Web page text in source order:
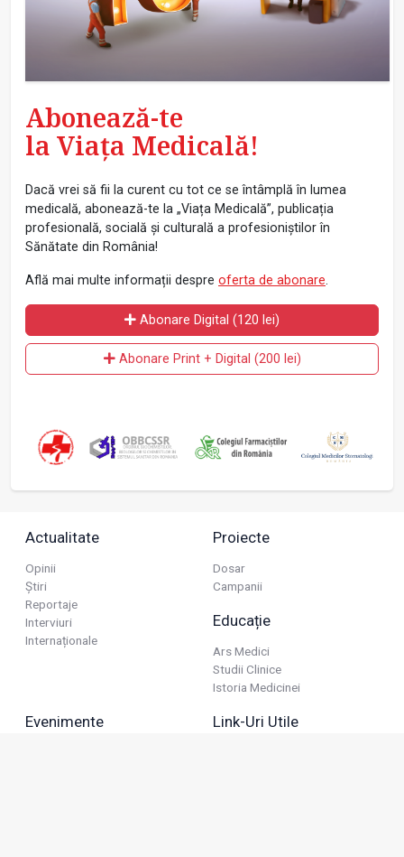
Abonează-te
la Viața Medicală!
Dacă vrei să fii la curent cu tot ce se întâmplă în lumea
medicală, abonează-te la „Viața Medicală”, publicația
profesională, socială și culturală a profesioniștilor în
Sănătate din România!
Află mai multe informații despre oferta de abonare.
Abonare Digital (120 lei)
Abonare Print + Digital (200 lei)
Actualitate
Opinii
Știri
Reportaje
Interviuri
Internaționale
Proiecte
Dosar
Campanii
Educație
Ars Medici
Studii Clinice
Istoria Medicinei
Evenimente Link-Uri Utile